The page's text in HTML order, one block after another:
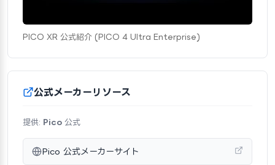
PICO XR 公式紹介 (PICO 4 Ultra Enterprise)
公式メーカーリソース
提供: Pico 公式
Pico 公式メーカーサイト